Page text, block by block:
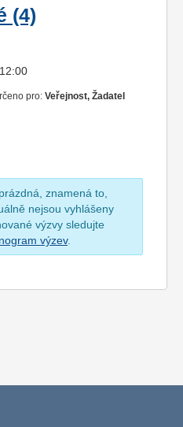
(4)
pro: Veřejnost, Žadatel
znamená to,
nejsou vyhlášeny
výzvy sledujte
výzev.